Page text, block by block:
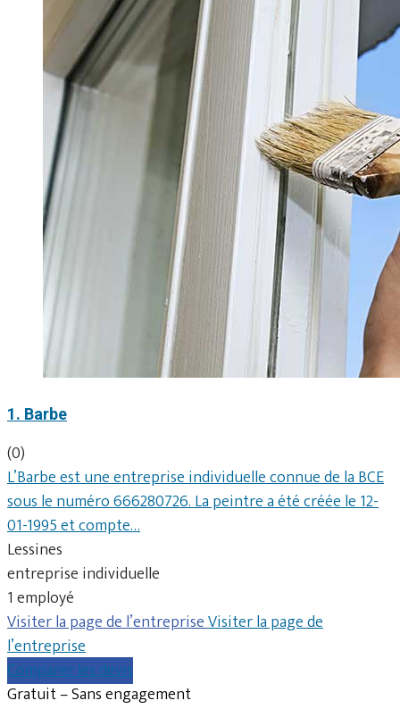
1. Barbe
(0)
L’Barbe est une entreprise individuelle connue de la BCE
sous le numéro 666280726. La peintre a été créée le 12-
01-1995 et compte…
Lessines
entreprise individuelle
1 employé
Visiter la page de l’entrepriseVisiter la page de
l’entreprise
Comparer les devis
Gratuit – Sans engagement